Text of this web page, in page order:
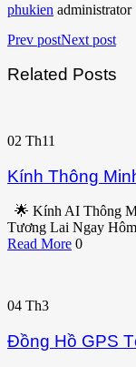
phukien administrator
Prev postNext post
Related Posts
02 Th11
Kính Thông
🌟 Kính AI Thông
Tương Lai Ngay
Read More 0
04 Th3
Đồng Hồ GPS